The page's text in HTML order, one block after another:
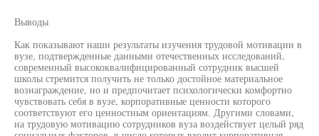
Выводы
Как показывают наши результаты изучения трудовой мотивации в
вузе, подтвержденные данными отечественных исследований,
современный высококвалифицированный сотрудник высшей
школы стремится получить не только достойное материальное
вознаграждение, но и предпочитает психологически комфортно
чувствовать себя в вузе, корпоративные ценности которого
соответствуют его ценностным ориентациям. Другими словами,
на трудовую мотивацию сотрудников вуза воздействует целый ряд